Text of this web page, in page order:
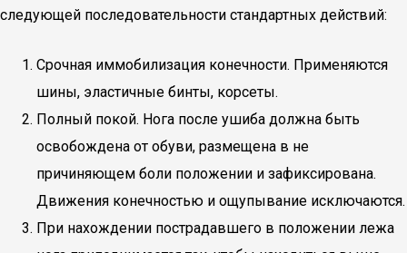
следующей последовательности стандартных действий:
Срочная иммобилизация конечности. Применяются
шины, эластичные бинты, корсеты.
Полный покой. Нога после ушиба должна быть
освобождена от обуви, размещена в не
причиняющем боли положении и зафиксирована.
Движения конечностью и ощупывание исключаются.
При нахождении пострадавшего в положении лежа